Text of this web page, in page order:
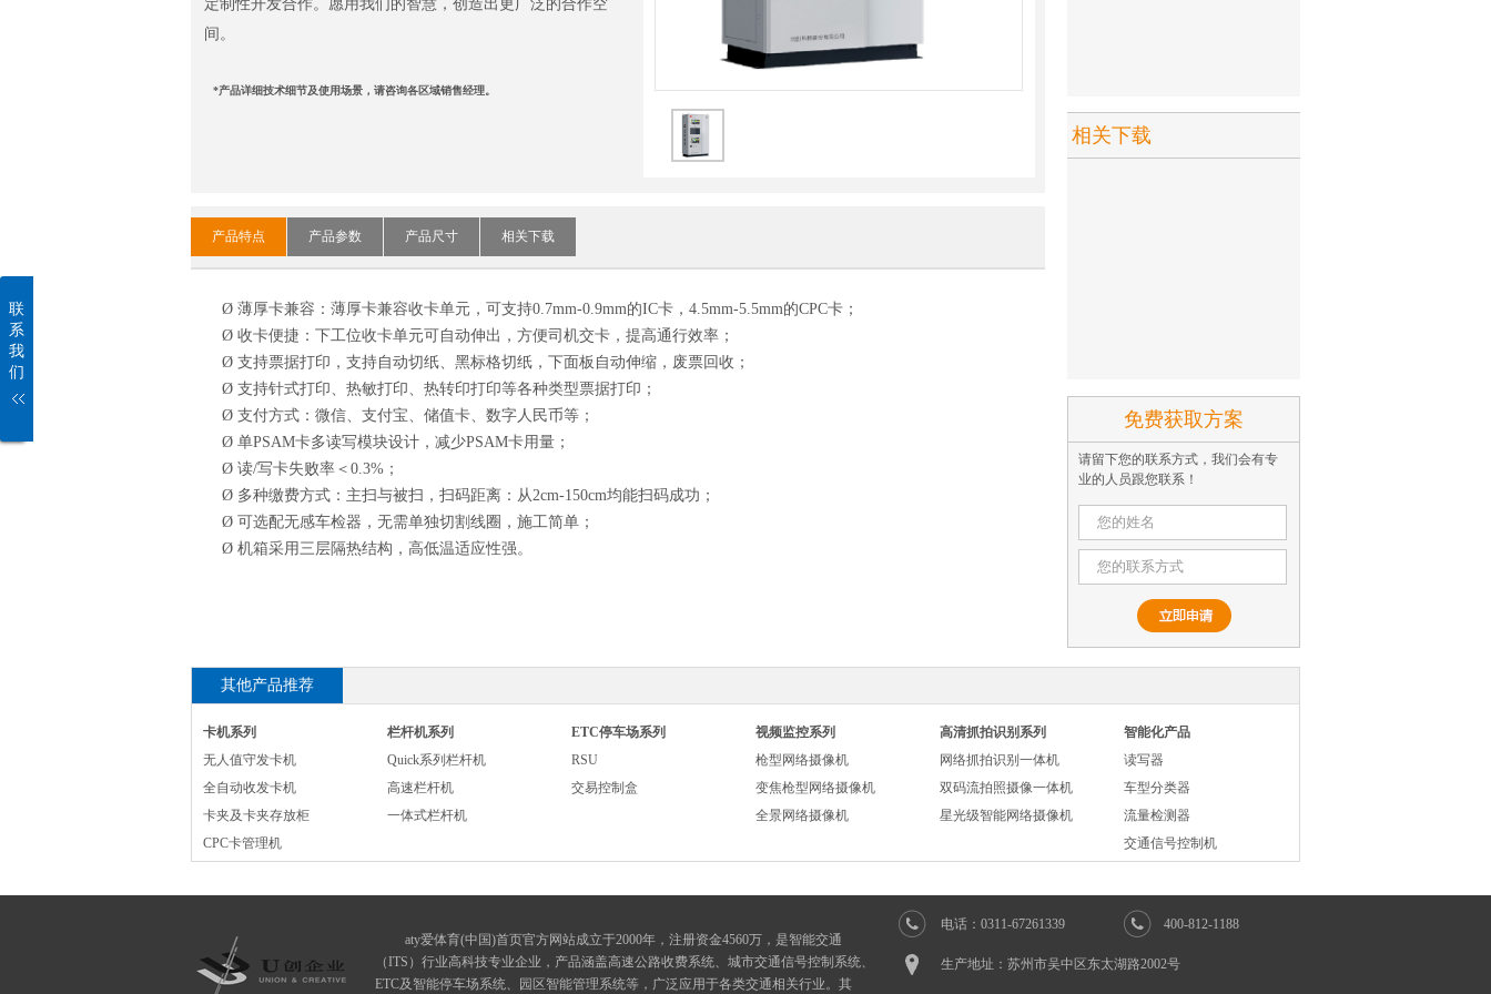
定制性开发合作。愿用我们的智慧，创造出更广泛的合作空
间。
*产品详细技术细节及使用场景，请咨询各区域销售经理。
产品特点 产品参数 产品尺寸 相关下载
Ø 薄厚卡兼容：薄厚卡兼容收卡单元，可支持0.7mm-0.9mm的IC卡，4.5mm-5.5mm的CPC卡；
Ø 收卡便捷：下工位收卡单元可自动伸出，方便司机交卡，提高通行效率；
Ø 支持票据打印，支持自动切纸、黑标格切纸，下面板自动伸缩，废票回收；
Ø 支持针式打印、热敏打印、热转印打印等各种类型票据打印；
Ø 支付方式：微信、支付宝、储值卡、数字人民币等；
Ø 单PSAM卡多读写模块设计，减少PSAM卡用量；
Ø 读/写卡失败率＜0.3%；
Ø 多种缴费方式：主扫与被扫，扫码距离：从2cm-150cm均能扫码成功；
Ø 可选配无感车检器，无需单独切割线圈，施工简单；
Ø 机箱采用三层隔热结构，高低温适应性强。
相关下载
免费获取方案
请留下您的联系方式，我们会有专
业的人员跟您联系！
其他产品推荐
卡机系列
无人值守发卡机
全自动收发卡机
卡夹及卡夹存放柜
CPC卡管理机
栏杆机系列
Quick系列栏杆机
高速栏杆机
一体式栏杆机
ETC停车场系列
RSU
交易控制盒
视频监控系列
枪型网络摄像机
变焦枪型网络摄像机
全景网络摄像机
高清抓拍识别系列
网络抓拍识别一体机
双码流拍照摄像一体机
星光级智能网络摄像机
智能化产品
读写器
车型分类器
流量检测器
交通信号控制机
aty爱体育(中国)首页官方网站成立于2000年，注册资金4560万，是智能交通
（ITS）行业高科技专业企业，产品涵盖高速公路收费系统、城市交通信号控制系统、
ETC及智能停车场系统、园区智能管理系统等，广泛应用于各类交通相关行业。其
电话：0311-67261339 400-812-1188
生产地址：苏州市吴中区东太湖路2002号
联
系
我
们